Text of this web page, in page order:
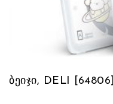
ბეიჯი, DELI [64806]